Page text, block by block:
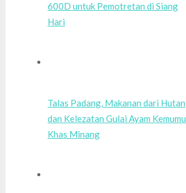
600D untuk Pemotretan di Siang
Hari
Talas Padang, Makanan dari Hutan
dan Kelezatan Gulai Ayam Kemumu
Khas Minang